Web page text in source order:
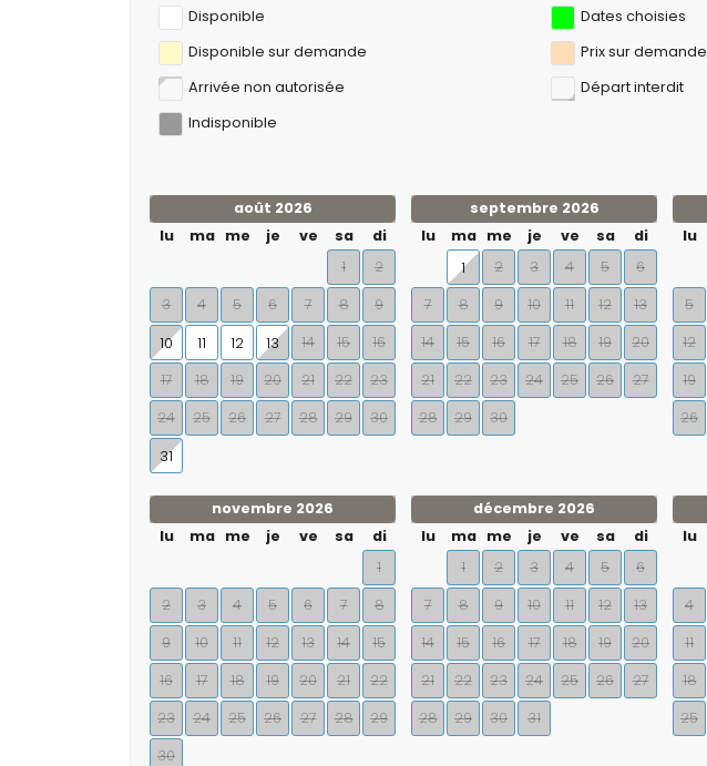
Disponible
Dates choisies
Disponible sur demande
Prix ​​sur demande
Arrivée non autorisée
Départ interdit
Indisponible
août 2026
lu
ma me je ve sa
di
1
2
3
4 5 6 7 8 9
10 11 12 13 14 15
16
17
18 19 20 21 22
23
24
25 26 27 28 29 30
31
septembre 2026
lu
ma me je ve sa
di
1
2 3 4 5
6
7
8 9 10 11 12
13
14
15 16 17 18 19
20
21
22 23 24 25 26
27
28
29 30
lu
5
12
19
26
novembre 2026
lu
ma me je ve sa
di
1
2
3 4 5 6 7
8
9
10 11 12 13 14
15
16
17 18 19 20 21
22
23
24 25 26 27 28
29
30
décembre 2026
lu
ma me je ve sa
di
1
2 3 4 5
6
7
8 9 10 11 12
13
14
15 16 17 18 19
20
21
22 23 24 25 26
27
28
29 30 31
lu
4
11
18
25